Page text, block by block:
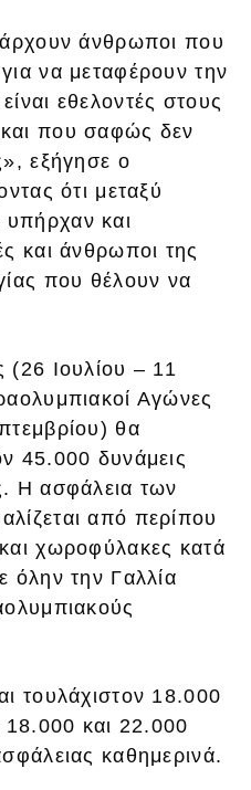
άνθρωποι που
να μεταφέρουν την
εθελοντές στους
που σαφώς δεν
εξήγησε ο
ότι μεταξύ
και
και άνθρωποι της
που θέλουν να
(26 Ιουλίου – 11
Αγώνες
θα
45.000 δυνάμεις
Η ασφάλεια των
από περίπου
χωροφύλακες κατά
όλην την Γαλλία
τουλάχιστον 18.000
18.000 και 22.000
καθημερινά.